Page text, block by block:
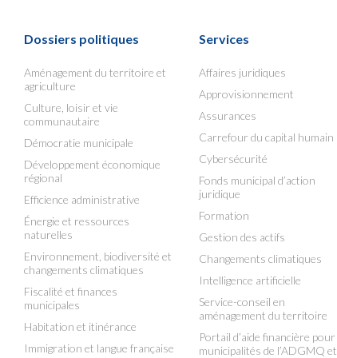
Dossiers politiques
Aménagement du territoire et
agriculture
Culture, loisir et vie
communautaire
Démocratie municipale
Développement économique
régional
Efficience administrative
Énergie et ressources
naturelles
Environnement, biodiversité et
changements climatiques
Fiscalité et finances
municipales
Habitation et itinérance
Immigration et langue française
Services
Affaires juridiques
Approvisionnement
Assurances
Carrefour du capital humain
Cybersécurité
Fonds municipal d’action
juridique
Formation
Gestion des actifs
Changements climatiques
Intelligence artificielle
Service-conseil en
aménagement du territoire
Portail d’aide financière pour
municipalités de l’ADGMQ et